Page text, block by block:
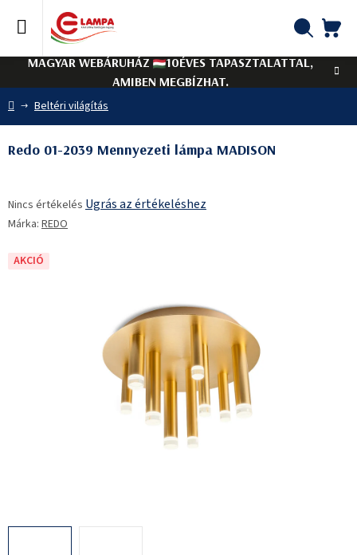
tartalomhoz
MAGYAR WEBÁRUHÁZ
10ÉVES TAPASZTALATTAL,
AMIBEN MEGBÍZHAT.
Kezdőlap
Beltéri világítás
Redo 01-2039 Mennyezeti lámpa MADISON
termék
átlagos
5-
Nincs értékelés Ugrás az értékeléshez
Márka: REDO
AKCIÓ